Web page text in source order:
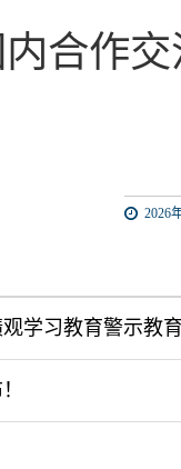
内合作
2026
学习教育警示教